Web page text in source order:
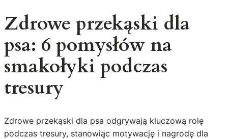
Zdrowe przekąski dla
psa: 6 pomysłów na
smakołyki podczas
tresury
Zdrowe przekąski dla psa odgrywają kluczową rolę
podczas tresury, stanowiąc motywację i nagrodę dla